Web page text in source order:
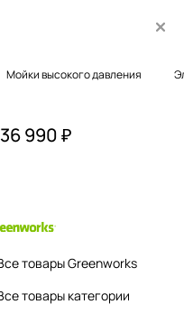
Мойки высокого давления
36 990 ₽
товары Greenworks
товары категории